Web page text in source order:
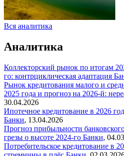
Вся аналитика
Аналитика
Коллекторский рынок по итогам
го: контрциклическая адаптация
Рынок кредитования малого и
2025 года и прогноз на 2026-й:
30.04.2026
Ипотечное кредитование в 2026
Банки, 13.04.2026
Прогноз прибыльности
грезы о высоте 2024-го Банки,
Потребительское кредитование в